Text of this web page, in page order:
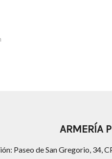
ARMERÍA
Paseo de San Gregorio, 34,